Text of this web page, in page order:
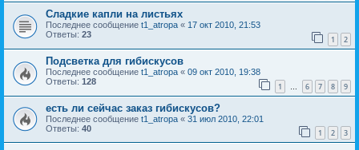
Сладкие капли на листьях
Последнее сообщение t1_atropa « 17 окт 2010, 21:53
Ответы: 23 1 2
Подсветка для гибискусов
Последнее сообщение t1_atropa « 09 окт 2010, 19:38
Ответы: 128 1 … 6 7 8 9
есть ли сейчас заказ гибискусов?
Последнее сообщение t1_atropa « 31 июл 2010, 22:01
Ответы: 40 1 2 3